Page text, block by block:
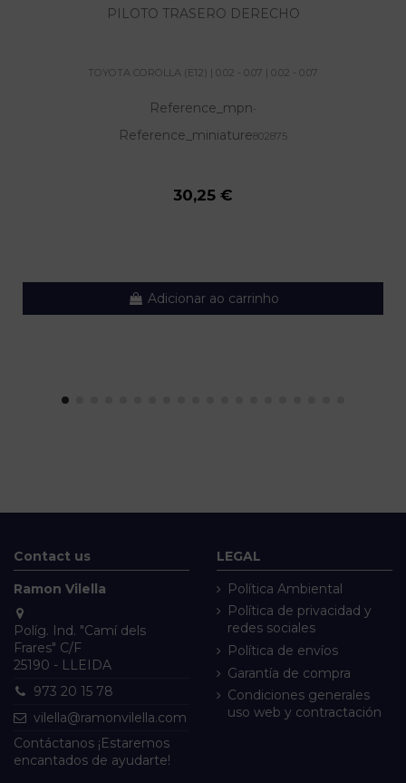
PILOTO TRASERO DERECHO
TOYOTA COROLLA (E12) | 0.02 - 0.07 | 0.02 - 0.07
Reference_mpn-
Reference_miniature802875
30,25 €
Adicionar ao carrinho
Contact us
Ramon Vilella
Políg. Ind. "Camí dels
Frares" C/F
25190 - LLEIDA
973 20 15 78
vilella@ramonvilella.com
Contáctanos ¡Estaremos
encantados de ayudarte!
LEGAL
Política Ambiental
Política de privacidad y
redes sociales
Política de envíos
Garantía de compra
Condiciones generales
uso web y contractación